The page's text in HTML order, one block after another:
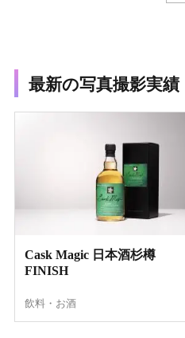
最新の写真撮影実績
Cask Magic 日本酒杉樽
FINISH
飲料・お酒